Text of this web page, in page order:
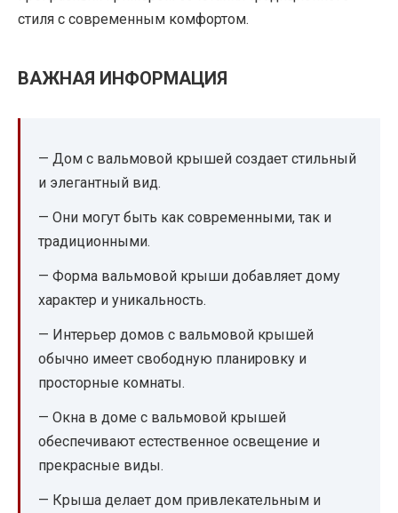
стиля с современным комфортом.
ВАЖНАЯ ИНФОРМАЦИЯ
— Дом с вальмовой крышей создает стильный
и элегантный вид.
— Они могут быть как современными, так и
традиционными.
— Форма вальмовой крыши добавляет дому
характер и уникальность.
— Интерьер домов с вальмовой крышей
обычно имеет свободную планировку и
просторные комнаты.
— Окна в доме с вальмовой крышей
обеспечивают естественное освещение и
прекрасные виды.
— Крыша делает дом привлекательным и